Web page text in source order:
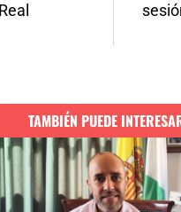
TAMBIÉN PUEDE